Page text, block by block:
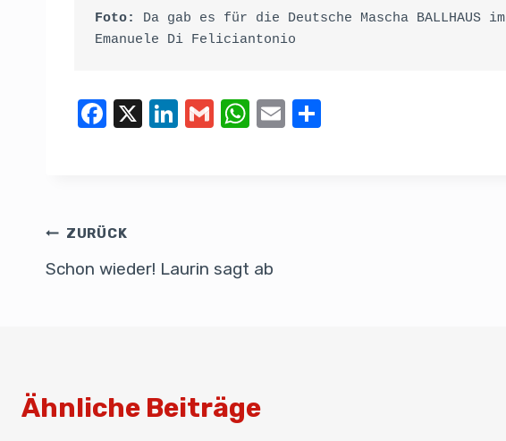
Foto: Da gab es für die Deutsche Mascha
Emanuele Di Feliciantonio
F
b
o
o
X
Li
n
G
W
p
p
E
ZURÜCK
Schon wieder! Laurin sagt ab
Ähnliche Beiträge